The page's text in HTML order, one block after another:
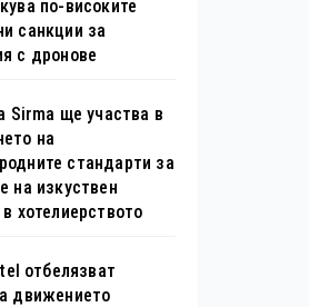
по-високите
санкции за
с дронове
Sirma ще участва в
на
стандарти за
на изкуствен
хотелиерството
отбелязват
движението